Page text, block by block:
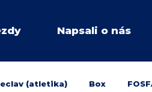
Napsali o nás
(atletika) Box